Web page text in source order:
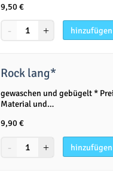
9,50 €
hinzufügen
Rock lang*
gewaschen und gebügelt *
Material und…
9,90 €
hinzufügen